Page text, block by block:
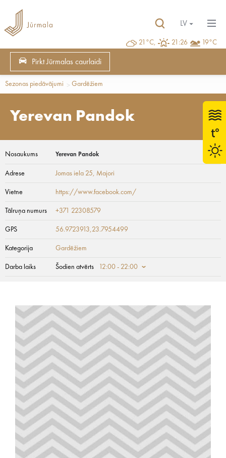
21°C, 21:26 19°C
LV
Pirkt Jūrmalas caurlaidi
Sezonas piedāvājumi Gardēžiem
Yerevan Pandok
Nosaukums Yerevan Pandok
Adrese Jomas iela 25, Majori
Vietne https://www.facebook.com/
Tālruņa numurs +371 22308579
GPS 56.9723913,23.7954499
Kategorija Gardēžiem
Darba laiks Šodien atvērts 12:00 - 22:00